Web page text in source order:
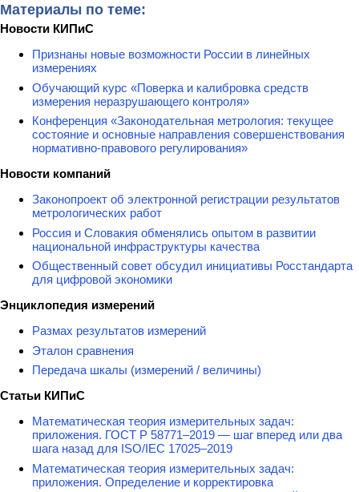
Материалы по теме:
Новости КИПиС
Признаны новые возможности России в линейных
измерениях
Обучающий курс «Поверка и калибровка средств
измерения неразрушающего контроля»
Конференция «Законодательная метрология: текущее
состояние и основные направления совершенствования
нормативно-правового регулирования»
Новости компаний
Законопроект об электронной регистрации результатов
метрологических работ
Россия и Словакия обменялись опытом в развитии
национальной инфраструктуры качества
Общественный совет обсудил инициативы Росстандарта
для цифровой экономики
Энциклопедия измерений
Размах результатов измерений
Эталон сравнения
Передача шкалы (измерений / величины)
Статьи КИПиС
Математическая теория измерительных задач:
приложения. ГОСТ Р 58771–2019 — шаг вперед или два
шага назад для ISO/IEC 17025–2019
Математическая теория измерительных задач:
приложения. Определение и корректировка